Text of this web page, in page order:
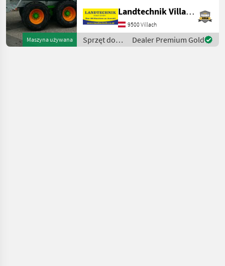
Maszyna używana
osią tandemową, z
hydrauliczną osią wleczoną,
z oponami: 650/55R26, 5,
hamulcami
Landtechnik Villach GmbH
9500 Villach
Sprzęt do
nawożenia i
Dealer Premium Gold